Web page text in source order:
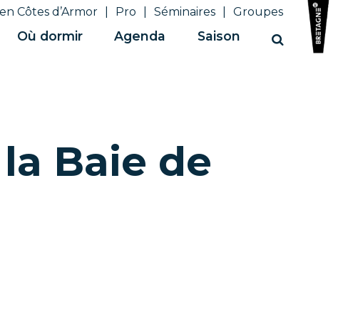
Côtes d’Armor Pro Séminaires Groupes
Où dormir Agenda Saison
Baie de